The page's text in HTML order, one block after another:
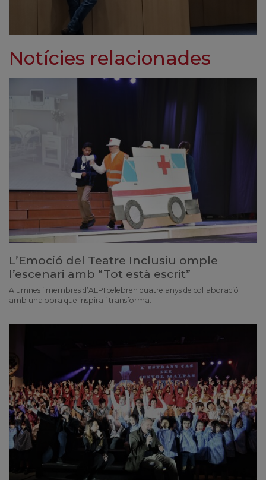
Notícies relacionades
L’Emoció del Teatre Inclusiu omple
l’escenari amb “Tot està escrit”
Alumnes i membres d’ALPI celebren quatre anys de col·laboració
amb una obra que inspira i transforma.